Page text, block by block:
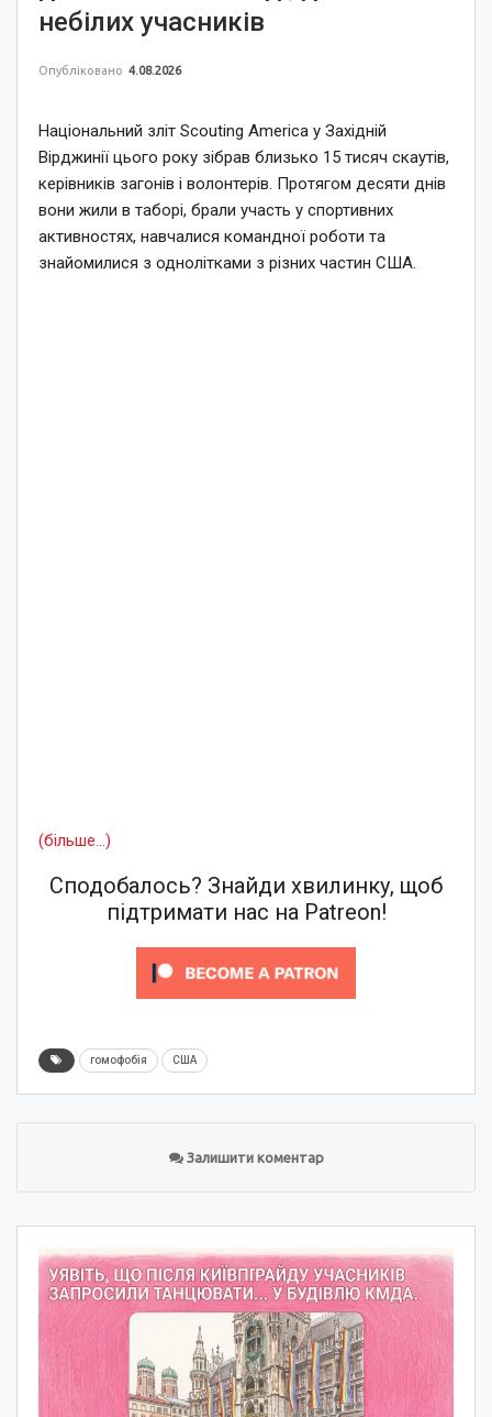
небілих учасників
Опубліковано 4.08.2026
Національний зліт Scouting America у Західній
Вірджинії цього року зібрав близько 15 тисяч скаутів,
керівників загонів і волонтерів. Протягом десяти днів
вони жили в таборі, брали участь у спортивних
активностях, навчалися командної роботи та
знайомилися з однолітками з різних частин США.
(більше…)
Сподобалось? Знайди хвилинку, щоб
підтримати нас на Patreon!
гомофобія США
Залишити коментар